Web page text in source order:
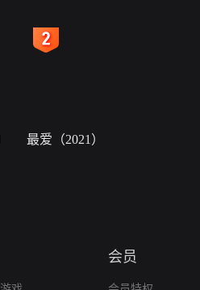
最爱（2021）
会员